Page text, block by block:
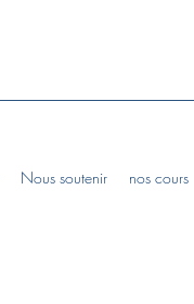
Nous soutenir nos cours